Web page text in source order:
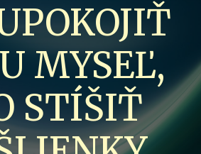
MYSEĽ,
STÍŠIŤ